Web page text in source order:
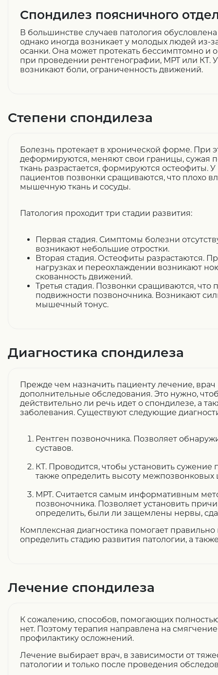
Спондилез поясничного
В большинстве случаев патология
однако иногда возникает у молодых людей из-
осанки. Она может протекать бессимптомно и
при проведении рентгенографии, МРТ или КТ.
возникают боли, ограниченность движений.
Степени спондилеза
Болезнь протекает в хронической форме. При
деформируются, меняют свои границы, сужая
ткань разрастается, формируются остеофиты.
пациентов позвонки сращиваются, что плохо
мышечную ткань и сосуды.
Патология проходит три стадии развития:
Первая стадия. Симптомы болезни
возникают небольшие отростки.
Вторая стадия. Остеофиты разрастаются.
нагрузках и переохлаждении возникают
скованность движений.
Третья стадия. Позвонки сращиваются, что
подвижности позвоночника. Возникают
мышечный тонус.
Диагностика спондилеза
Прежде чем назначить пациенту лечение,
дополнительные обследования. Это нужно,
действительно ли речь идет о спондилезе, а
заболевания. Существуют следующие
Рентген позвоночника. Позволяет
суставов.
КТ. Проводится, чтобы установить сужение
также определить высоту межпозвонковых
МРТ. Считается самым информативным
позвоночника. Позволяет установить
определить, были ли защемлены нервы,
Комплексная диагностика помогает правильно
определить стадию развития патологии, а
Лечение спондилеза
К сожалению, способов, помогающих
нет. Поэтому терапия направлена на
профилактику осложнений.
Лечение выбирает врач, в зависимости от
патологии и только после проведения